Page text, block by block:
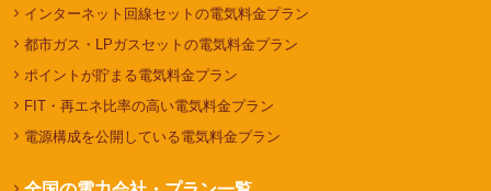
インターネット回線セットの電気料金プラン
都市ガス・LPガスセットの電気料金プラン
ポイントが貯まる電気料金プラン
FIT・再エネ比率の高い電気料金プラン
電源構成を公開している電気料金プラン